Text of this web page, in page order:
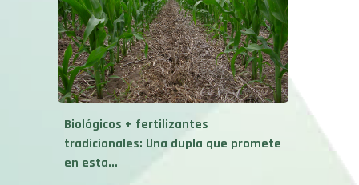
Biológicos + fertilizantes
tradicionales: Una dupla que promete
en esta...